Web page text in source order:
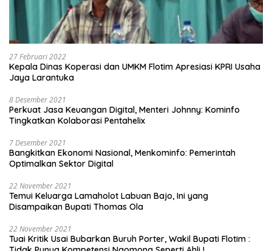
27 Februari 2022
Kepala Dinas Koperasi dan UMKM Flotim Apresiasi KPRI Usaha
Jaya Larantuka
8 Desember 2021
Perkuat Jasa Keuangan Digital, Menteri Johnny: Kominfo
Tingkatkan Kolaborasi Pentahelix
7 Desember 2021
Bangkitkan Ekonomi Nasional, Menkominfo: Pemerintah
Optimalkan Sektor Digital
22 November 2021
Temui Keluarga Lamaholot Labuan Bajo, Ini yang
Disampaikan Bupati Thomas Ola
22 November 2021
Tuai Kritik Usai Bubarkan Buruh Porter, Wakil Bupati Flotim :